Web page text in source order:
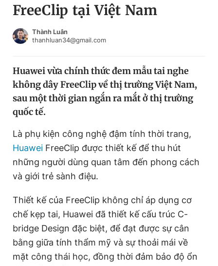
Chuyên mục
Chuyên mục khác
Tin thị trường Tin 360
Video
Sản phẩm khác
Tiện ích Bạn cần biết
Thông tin tòa soạn Liên hệ quảng cáo
Tin đã lưu
Tin đã xem
Đăng xuất
FreeClip tại Việt Nam
Thành Luân
thanhluan34@gmail.com
Huawei vừa chính thức đem mẫu tai nghe
không dây FreeClip về thị trường Việt Nam,
sau một thời gian ngắn ra mắt ở thị trường
quốc tế.
Là phụ kiện công nghệ đậm tính thời trang,
Huawei FreeClip được thiết kế để thu hút
những người dùng quan tâm đến phong cách
và giới trẻ sành điệu.
Thiết kế của FreeClip không chỉ áp dụng cơ
chế kẹp tai, Huawei đã thiết kế cấu trúc C-
bridge Design đặc biệt, để đạt được sự cân
bằng giữa tính thẩm mỹ và sự thoải mái về
mặt công thái học, đồng thời đảm bảo độ ổn